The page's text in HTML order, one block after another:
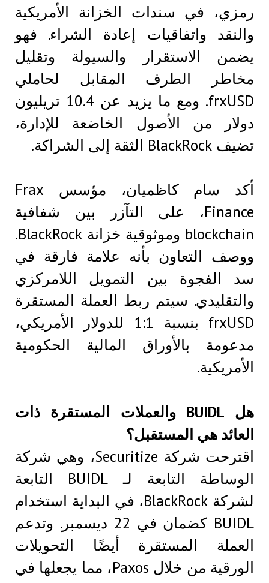
رمزي، في سندات الخزانة الأمريكية
والنقد واتفاقيات إعادة الشراء. فهو
يضمن الاستقرار والسيولة وتقليل
مخاطر الطرف المقابل لحاملي
frxUSD. ومع ما يزيد عن 10.4 تريليون
دولار من الأصول الخاضعة للإدارة،
تضيف BlackRock الثقة إلى الشراكة.
أكد سام كاظميان، مؤسس Frax
Finance، على التآزر بين شفافية
blockchain وموثوقية خزانة BlackRock.
ووصف التعاون بأنه علامة فارقة في
سد الفجوة بين التمويل اللامركزي
والتقليدي. سيتم ربط العملة المستقرة
frxUSD بنسبة 1:1 للدولار الأمريكي،
مدعومة بالأوراق المالية الحكومية
الأمريكية.
هل BUIDL والعملات المستقرة ذات
العائد هي المستقبل؟
اقترحت شركة Securitize، وهي شركة
الوساطة التابعة لـ BUIDL التابعة
لشركة BlackRock، في البداية استخدام
BUIDL كضمان في 22 ديسمبر. وتدعم
العملة المستقرة أيضًا التحويلات
الورقية من خلال Paxos، مما يجعلها في